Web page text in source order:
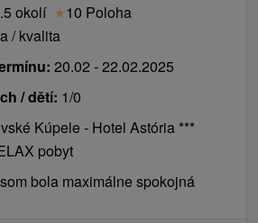
okolí ★10 Poloha
/ kvalita
20.02 - 22.02.2025
/ dětí: 1/0
Kúpele - Hotel Astória ***
pobyt
bola maximálne spokojná